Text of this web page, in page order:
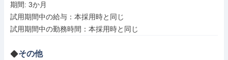
期間: 3か月
試用期間中の給与：本採用時と同じ
その他